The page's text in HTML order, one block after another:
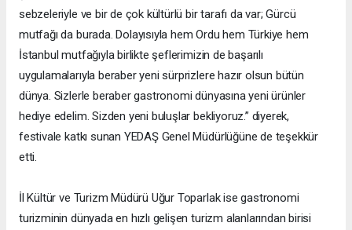
sebzeleriyle ve bir de çok kültürlü bir tarafı da var; Gürcü
mutfağı da burada. Dolayısıyla hem Ordu hem Türkiye hem
İstanbul mutfağıyla birlikte şeflerimizin de başarılı
uygulamalarıyla beraber yeni sürprizlere hazır olsun bütün
dünya. Sizlerle beraber gastronomi dünyasına yeni ürünler
hediye edelim. Sizden yeni buluşlar bekliyoruz.” diyerek,
festivale katkı sunan YEDAŞ Genel Müdürlüğüne de teşekkür
etti.
İl Kültür ve Turizm Müdürü Uğur Toparlak ise gastronomi
turizminin dünyada en hızlı gelişen turizm alanlarından birisi